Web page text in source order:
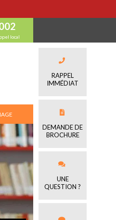
local
RAPPEL
IMMÉDIAT
DEMANDE DE
BROCHURE
UNE
QUESTION ?